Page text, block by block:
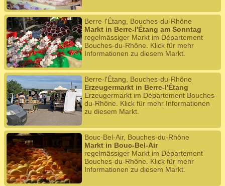
Berre-l'Étang, Bouches-du-Rhône
Markt in Berre-l'Étang am Sonntag
regelmässiger Markt im Département
Bouches-du-Rhône. Klick für mehr
Informationen zu diesem Markt.
Berre-l'Étang, Bouches-du-Rhône
Erzeugermarkt in Berre-l'Étang
Erzeugermarkt im Département Bouches-
du-Rhône. Klick für mehr Informationen
zu diesem Markt.
Bouc-Bel-Air, Bouches-du-Rhône
Markt in Bouc-Bel-Air
regelmässiger Markt im Département
Bouches-du-Rhône. Klick für mehr
Informationen zu diesem Markt.